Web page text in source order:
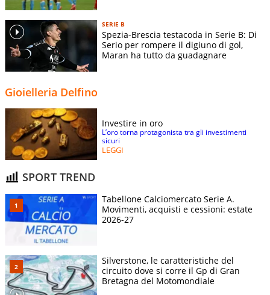
SERIE B
Spezia-Brescia testacoda in Serie B: Di
Serio per rompere il digiuno di gol,
Maran ha tutto da guadagnare
Gioielleria Delfino
Investire in oro
L’oro torna protagonista tra gli investimenti
sicuri
LEGGI
SPORT TREND
Tabellone Calciomercato Serie A.
Movimenti, acquisti e cessioni: estate
2026-27
Silverstone, le caratteristiche del
circuito dove si corre il Gp di Gran
Bretagna del Motomondiale